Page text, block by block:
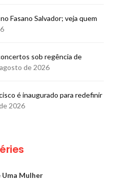
Fasano Salvador; veja quem
sob regência de
de 2026
é inaugurado para redefinir
2026
Uma Mulher